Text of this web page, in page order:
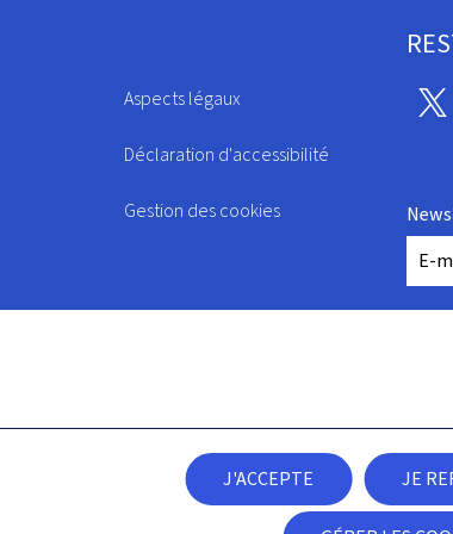
J'ACCEPTE JE
Aspects légaux
Déclaration d'accessibilité
Gestion des cookies
E-